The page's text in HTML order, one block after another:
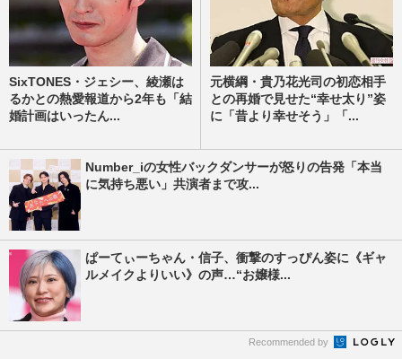
SixTONES・ジェシー、綾瀬は
るかとの熱愛報道から2年も「結
婚計画はいったん...
元横綱・貴乃花光司の初恋相手
との再婚で見せた“幸せ太り”姿
に「昔より幸せそう」「...
Number_iの女性バックダンサーが怒りの告発「本当
に気持ち悪い」共演者まで攻...
ぱーてぃーちゃん・信子、衝撃のすっぴん姿に《ギャ
ルメイクよりいい》の声…“お嬢様...
Recommended by